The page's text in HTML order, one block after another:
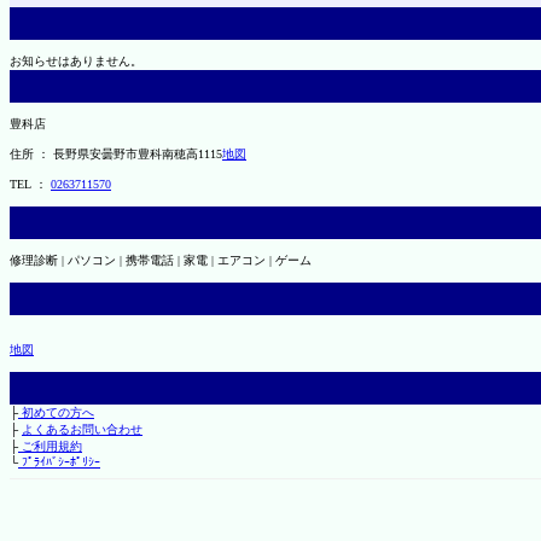
お知らせはありません。
豊科店
住所 ： 長野県安曇野市豊科南穂高1115地図
TEL ： 0263711570
修理診断 | パソコン | 携帯電話 | 家電 | エアコン | ゲーム
地図
├初めての方へ
├ よくあるお問い合わせ
├ご利用規約
└ﾌﾟﾗｲﾊﾞｼｰﾎﾟﾘｼｰ